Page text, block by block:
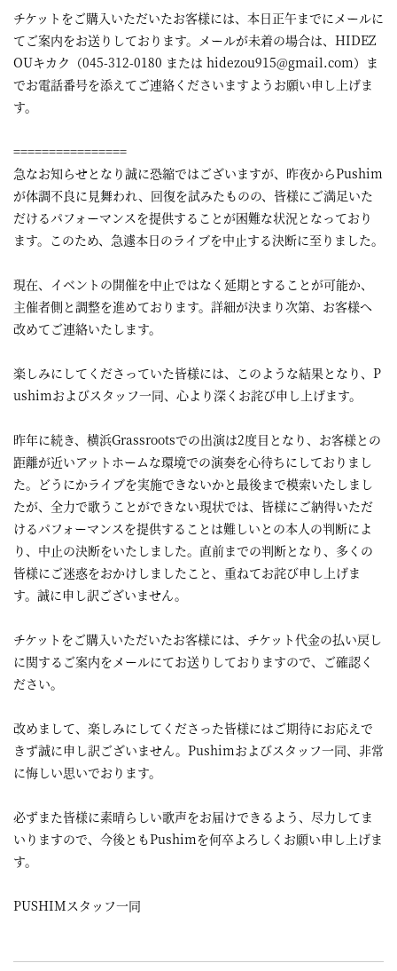
チケットをご購入いただいたお客様には、本日正午までにメールに
てご案内をお送りしております。メールが未着の場合は、HIDEZ
OUキカク（045-312-0180 または hidezou915@gmail.com）ま
でお電話番号を添えてご連絡くださいますようお願い申し上げま
す。
================
急なお知らせとなり誠に恐縮ではございますが、昨夜からPushim
が体調不良に見舞われ、回復を試みたものの、皆様にご満足いた
だけるパフォーマンスを提供することが困難な状況となっており
ます。このため、急遽本日のライブを中止する決断に至りました。
現在、イベントの開催を中止ではなく延期とすることが可能か、
主催者側と調整を進めております。詳細が決まり次第、お客様へ
改めてご連絡いたします。
楽しみにしてくださっていた皆様には、このような結果となり、P
ushimおよびスタッフ一同、心より深くお詫び申し上げます。
昨年に続き、横浜Grassrootsでの出演は2度目となり、お客様との
距離が近いアットホームな環境での演奏を心待ちにしておりまし
た。どうにかライブを実施できないかと最後まで模索いたしまし
たが、全力で歌うことができない現状では、皆様にご納得いただ
けるパフォーマンスを提供することは難しいとの本人の判断によ
り、中止の決断をいたしました。直前までの判断となり、多くの
皆様にご迷惑をおかけしましたこと、重ねてお詫び申し上げま
す。誠に申し訳ございません。
チケットをご購入いただいたお客様には、チケット代金の払い戻し
に関するご案内をメールにてお送りしておりますので、ご確認く
ださい。
改めまして、楽しみにしてくださった皆様にはご期待にお応えで
きず誠に申し訳ございません。Pushimおよびスタッフ一同、非常
に悔しい思いでおります。
必ずまた皆様に素晴らしい歌声をお届けできるよう、尽力してま
いりますので、今後ともPushimを何卒よろしくお願い申し上げま
す。
PUSHIMスタッフ一同